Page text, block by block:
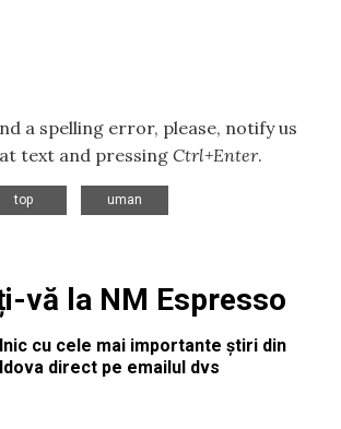
a spelling error, please, notify us
text and pressing Ctrl+Enter.
top
uman
vă la NM Espresso
cu cele mai importante știri din
direct pe emailul dvs